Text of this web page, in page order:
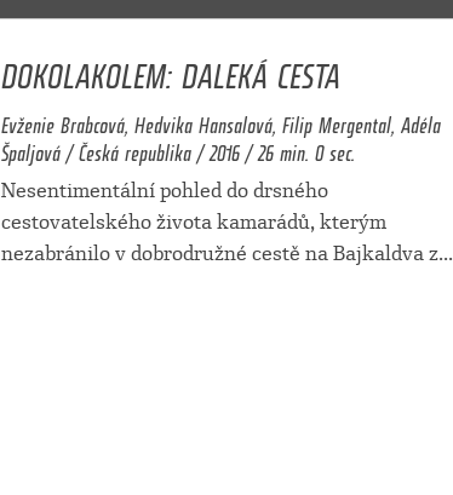
DOKOLAKOLEM: DALEKÁ CESTA
Evženie Brabcová, Hedvika Hansalová, Filip Mergental, Adéla
Špaljová / Česká republika / 2016 / 26 min. 0 sec.
Nesentimentální pohled do drsného
cestovatelského života kamarádů, kterým
nezabránilo v dobrodružné cestě na Bajkaldva z...